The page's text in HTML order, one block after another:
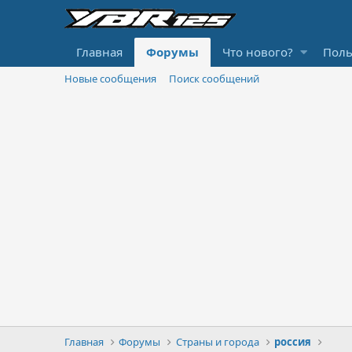
Главная Форумы Что нового?
Новые сообщения Поиск сообщений
Главная Форумы Страны и города россия